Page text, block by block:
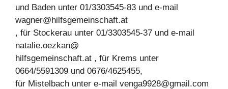
und Baden unter 01/3303545-83 und e-mail
wagner@hilfsgemeinschaft.at
, für Stockerau unter 01/3303545-37 und e-mail
natalie.oezkan@
hilfsgemeinschaft.at , für Krems unter
0664/5591309 und 0676/4625455,
für Mistelbach unter e-mail venga9928@gmail.com